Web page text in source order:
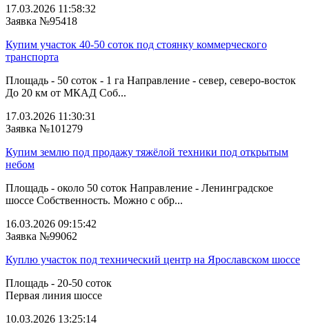
17.03.2026 11:58:32
Заявка №95418
Купим участок 40-50 соток под стоянку коммерческого
транспорта
Площадь - 50 соток - 1 га Направление - север, северо-восток
До 20 км от МКАД Соб...
17.03.2026 11:30:31
Заявка №101279
Купим землю под продажу тяжёлой техники под открытым
небом
Площадь - около 50 соток Направление - Ленинградское
шоссе Собственность. Можно с обр...
16.03.2026 09:15:42
Заявка №99062
Куплю участок под технический центр на Ярославском шоссе
Площадь - 20-50 соток
Первая линия шоссе
10.03.2026 13:25:14